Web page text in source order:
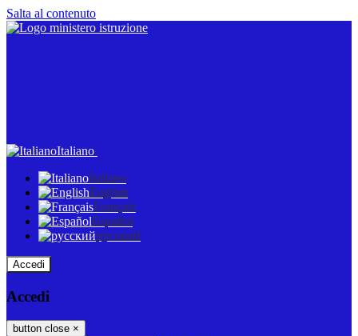
Salta al contenuto
Italiano
Italiano
English
Français
Español
русский
Accedi
Accedi
button close ×